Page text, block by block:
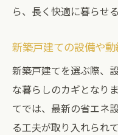
ら、長く快適に暮らせ
新築戸建ての設備や
新築戸建てを選ぶ際、
な暮らしのカギとなり
てでは、最新の省エネ
る工夫が取り入れられ